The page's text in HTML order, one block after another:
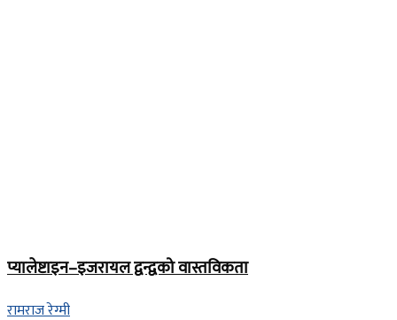
प्यालेष्टाइन–इजरायल द्वन्द्वको वास्तविकता
रामराज रेग्मी